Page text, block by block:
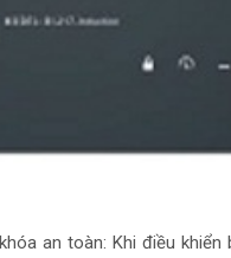
an toàn: Khi điều